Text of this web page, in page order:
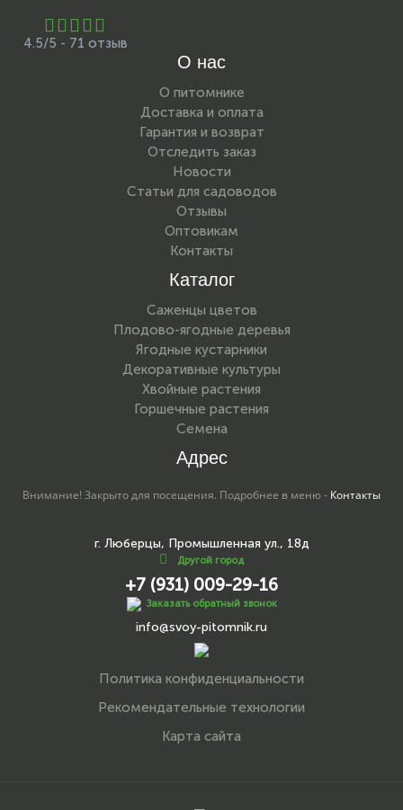
4.5/5 - 71 отзыв
О нас
О питомнике
Доставка и оплата
Гарантия и возврат
Отследить заказ
Новости
Статьи для садоводов
Отзывы
Оптовикам
Контакты
Каталог
Саженцы цветов
Плодово-ягодные деревья
Ягодные кустарники
Декоративные культуры
Хвойные растения
Горшечные растения
Семена
Адрес
Внимание! Закрыто для посещения. Подробнее в меню - Контакты
г. Люберцы, Промышленная ул., 18д
Другой город
+7 (931) 009-29-16
Заказать обратный звонок
info@svoy-pitomnik.ru
Политика конфиденциальности
Рекомендательные технологии
Карта сайта